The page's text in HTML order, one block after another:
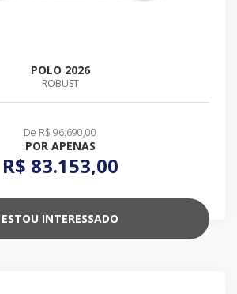
POLO 2026
ROBUST
De R$ 96.690,00
POR APENAS
R$ 83.153,00
ESTOU INTERESSADO